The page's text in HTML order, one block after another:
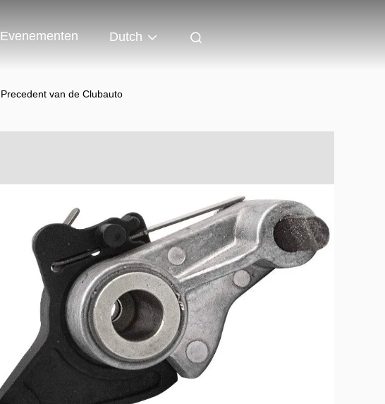
Evenementen Dutch
van de Clubauto